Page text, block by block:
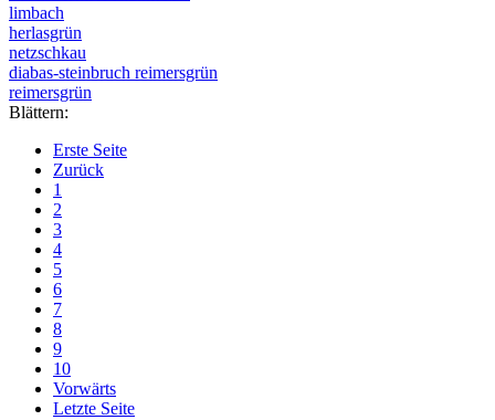
limbach
herlasgrün
netzschkau
diabas-steinbruch reimersgrün
reimersgrün
Blättern:
Erste Seite
Zurück
1
2
3
4
5
6
7
8
9
10
Vorwärts
Letzte Seite